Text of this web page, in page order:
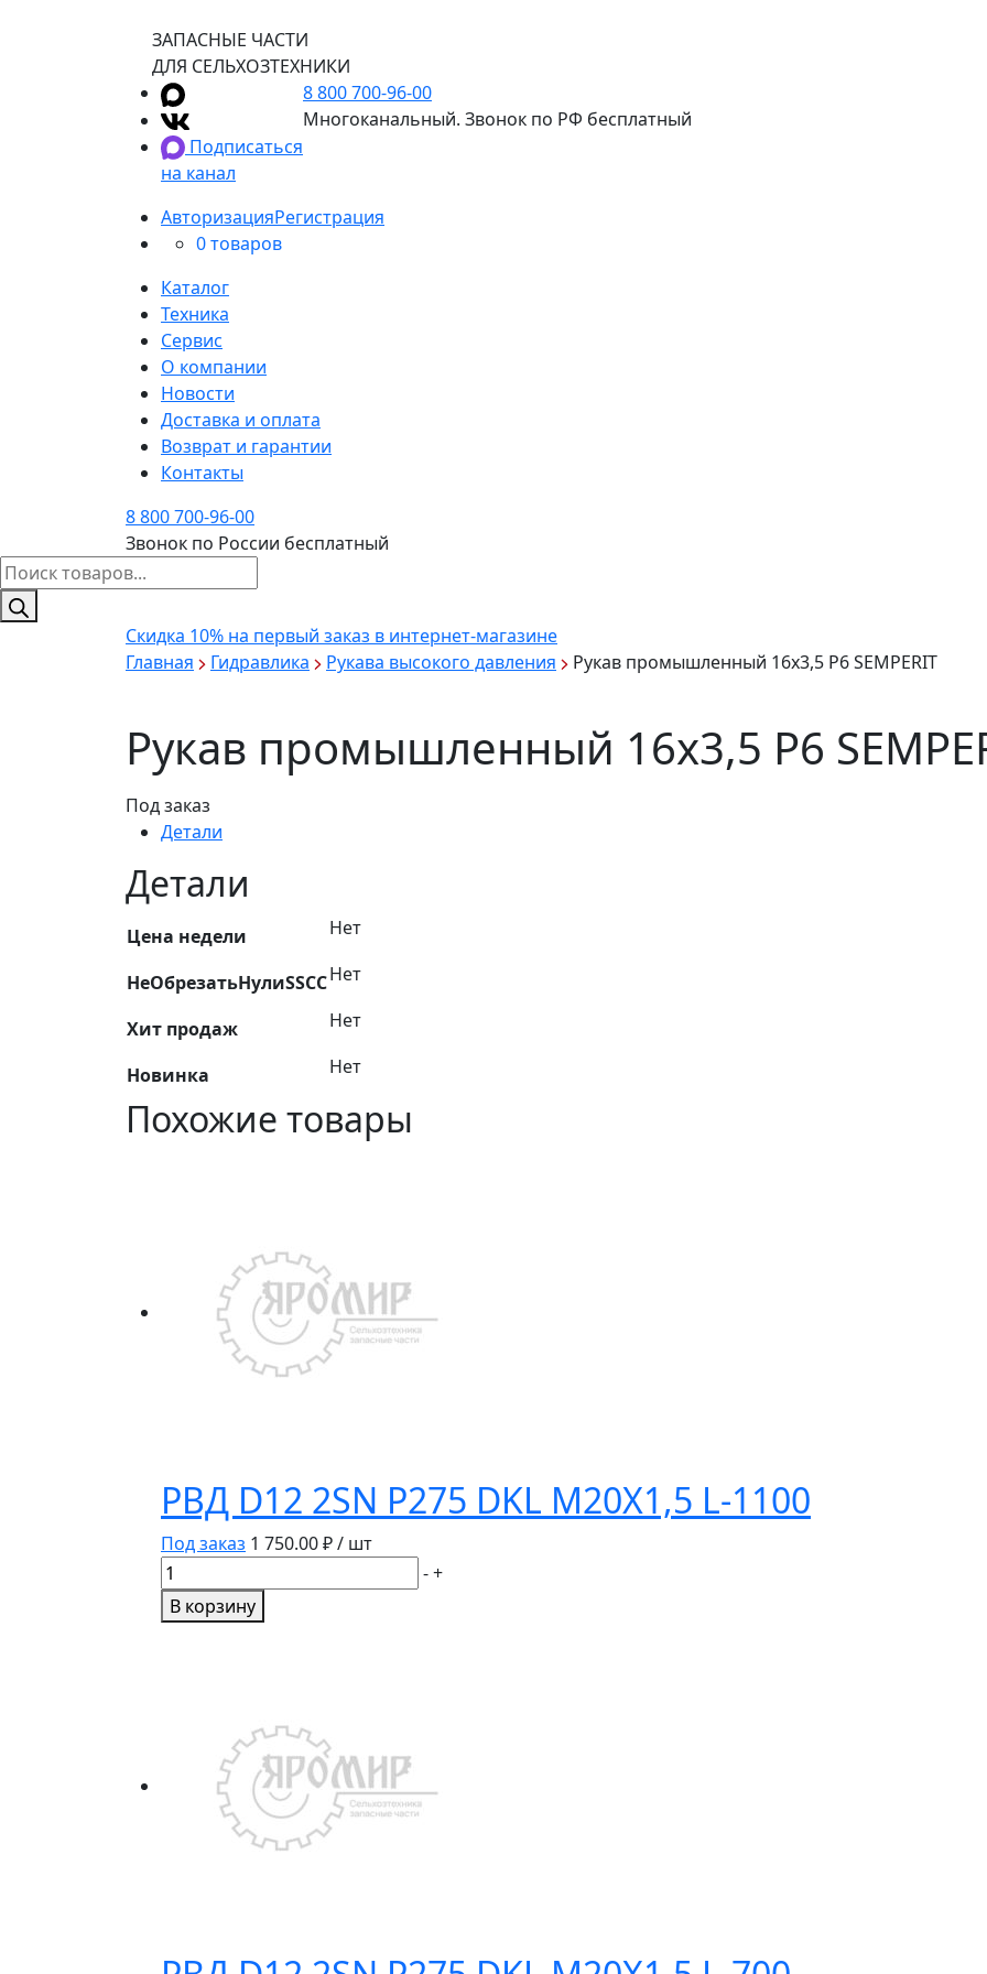
ЗАПАСНЫЕ ЧАСТИ
ДЛЯ СЕЛЬХОЗТЕХНИКИ
Подписаться
на канал
8 800 700-96-00
Многоканальный. Звонок по РФ бесплатный
АвторизацияРегистрация
0 товаров
Каталог
Техника
Сервис
О компании
Новости
Доставка и оплата
Возврат и гарантии
Контакты
8 800 700-96-00
Звонок по России бесплатный
Поиск
товаров
Скидка 10% на первый заказ в интернет-магазине
Главная
Гидравлика Рукава высокого давления Рукав промышленный 16х3,5 Р6 SEMPERIT
Рукав промышленный 16х3,5 Р6
Под заказ
Детали
Детали
Цена недели Нет
НеОбрезатьНулиSSCCНет
Хит продаж Нет
Новинка Нет
Похожие товары
РВД D12 2SN P275 DKL M20Х1,5 L-1100
Под заказ 1 750.00₽ / шт
Количество
товара
РВД
M20Х1,5
-+
В корзину